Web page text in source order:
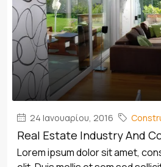
24 Ιανουαρίου, 2016
Real Estate Industry And
Lorem ipsum dolor sit amet,